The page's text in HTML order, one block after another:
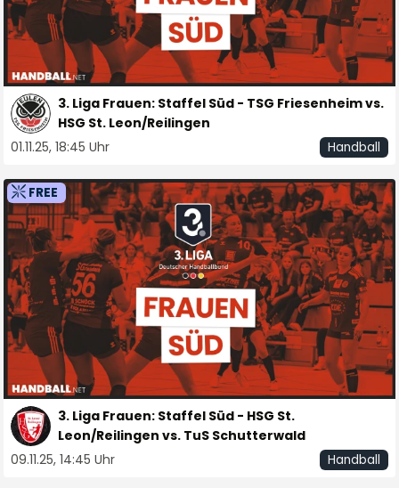
3. Liga Frauen: Staffel Süd - TSG Friesenheim vs.
HSG St. Leon/Reilingen
01.11.25, 18:45 Uhr
Handball
FREE
3. Liga Frauen: Staffel Süd - HSG St.
Leon/Reilingen vs. TuS Schutterwald
09.11.25, 14:45 Uhr
Handball